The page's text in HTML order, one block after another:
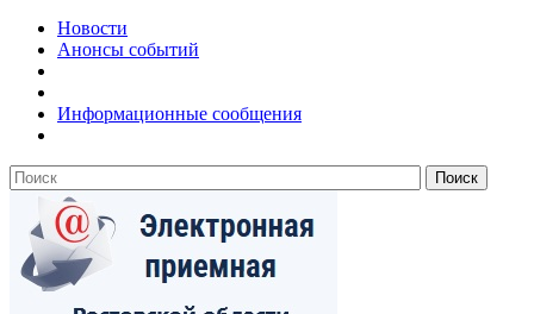
Новости
Анонсы событий
Информационные сообщения